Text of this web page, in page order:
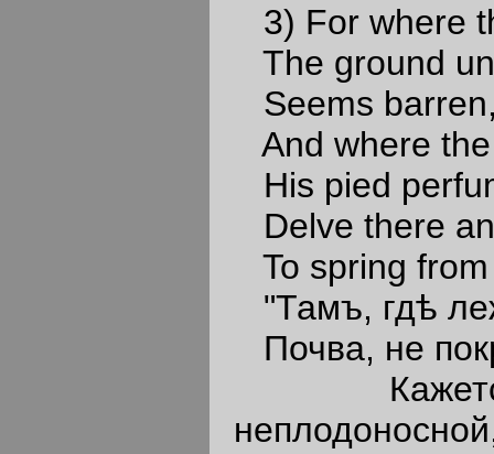
3) For where
The ground
Seems
And where
His pied
Delve there
To spring
"Тамъ, гдѣ
Почва, не
Кажется